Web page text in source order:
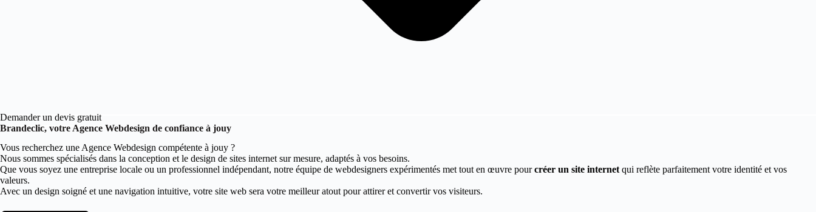
Demander un devis gratuit
Brandeclic, votre Agence Webdesign de confiance à jouy
Vous recherchez une Agence Webdesign compétente à jouy ?
Nous sommes spécialisés dans la conception et le design de sites internet sur mesure, adaptés à vos besoins.
Que vous soyez une entreprise locale ou un professionnel indépendant, notre équipe de webdesigners expérimentés met tout en œuvre pourcréer un site internet qui reflète parfaitement votre identité et vos
valeurs.
Avec un design soigné et une navigation intuitive, votre site web sera votre meilleur atout pour attirer et convertir vos visiteurs.